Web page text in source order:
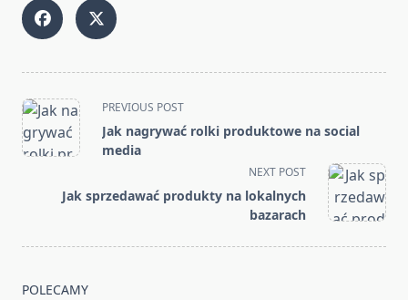
<span
class="nav-
subtitle
reader-
PREVIOUS POST
Jak nagrywać rolki produktowe na social
media
NEXT POST
Jak sprzedawać produkty na lokalnych
bazarach
POLECAMY